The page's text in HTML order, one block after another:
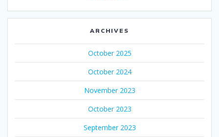
ARCHIVES
October 2025
October 2024
November 2023
October 2023
September 2023